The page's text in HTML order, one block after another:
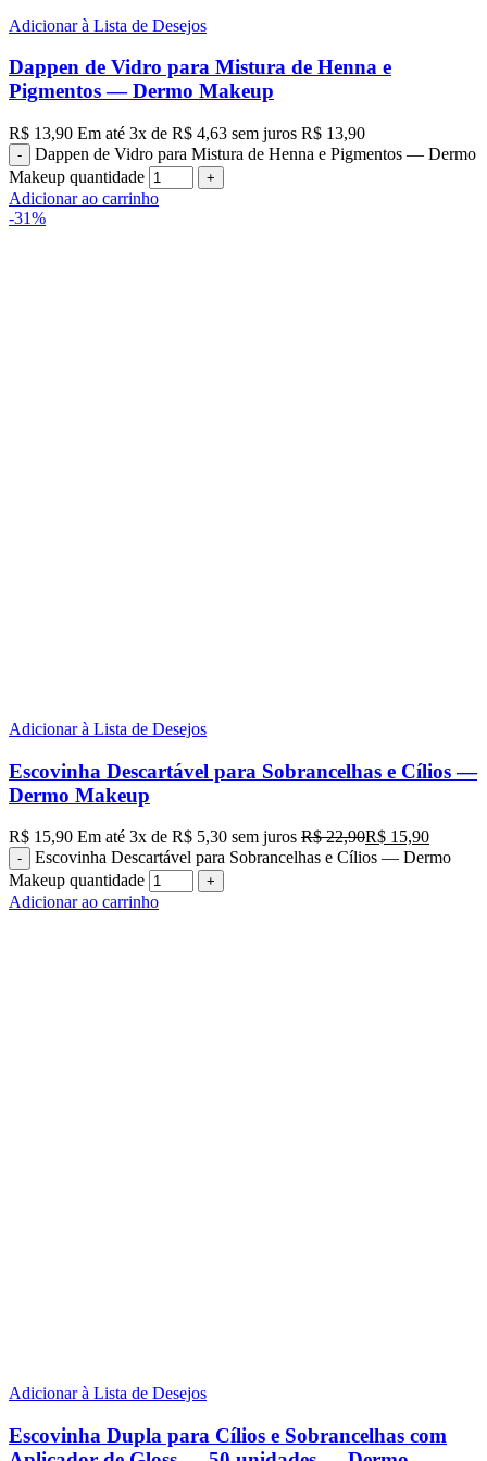
Adicionar à Lista de Desejos
Dappen de Vidro para Mistura de Henna e
Pigmentos — Dermo Makeup
R$ 13,90 Em até 3x de R$ 4,63 sem juros R$ 13,90
Dappen de Vidro para Mistura de Henna e Pigmentos — Dermo
Makeup quantidade
Adicionar ao carrinho
-31%
Adicionar à Lista de Desejos
Escovinha Descartável para Sobrancelhas e Cílios —
Dermo Makeup
R$ 15,90 Em até 3x de R$ 5,30 sem juros R$22,90R$ 15,90
Escovinha Descartável para Sobrancelhas e Cílios — Dermo
Makeup quantidade
Adicionar ao carrinho
Adicionar à Lista de Desejos
Escovinha Dupla para Cílios e Sobrancelhas com